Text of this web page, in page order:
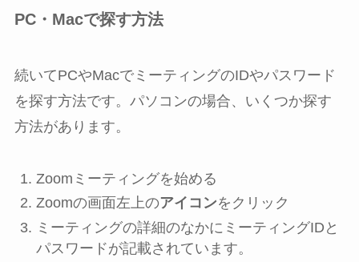
PC・Macで探す方法
続いてPCやMacでミーティングのIDやパスワード
を探す方法です。パソコンの場合、いくつか探す
方法があります。
Zoomミーティングを始める
Zoomの画面左上のアイコンをクリック
ミーティングの詳細のなかにミーティングIDと
パスワードが記載されています。